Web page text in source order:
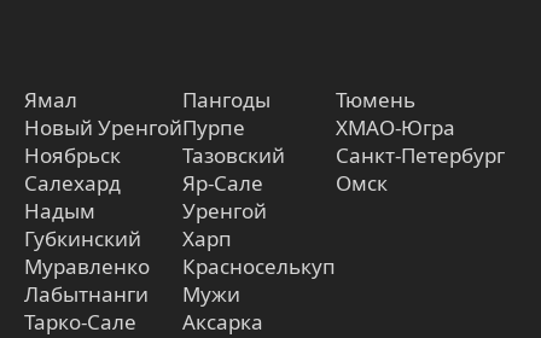
Ямал
Новый Уренгой
Ноябрьск
Салехард
Надым
Губкинский
Муравленко
Лабытнанги
Тарко-Сале
Пангоды
Пурпе
Тазовский
Яр-Сале
Уренгой
Харп
Красноселькуп
Мужи
Аксарка
Тюмень
ХМАО-Югра
Санкт-Петербург
Омск